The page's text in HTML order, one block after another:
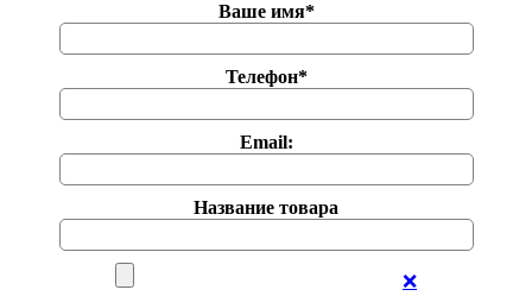
Ваше имя*
Телефон*
Email:
Название товара
❌